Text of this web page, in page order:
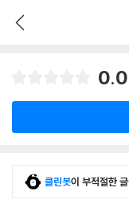
0.0
클린봇이 부적절한